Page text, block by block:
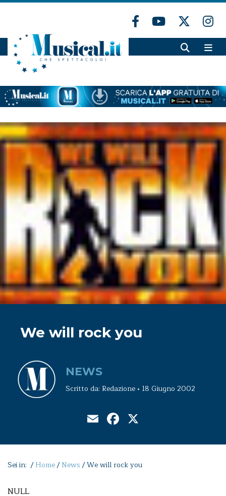
We will rock you
NEWS
Scritto da: Redazione • 18 Giugno 2002
EmailFacebook
Sei in: /Home/News /We will rock you
NULL